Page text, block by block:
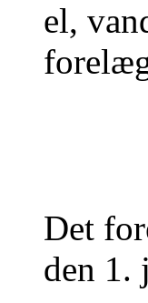
el,
Det
den 1.